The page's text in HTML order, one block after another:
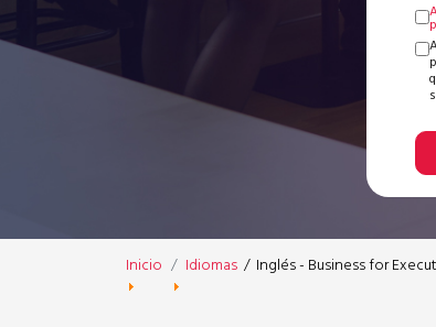
Inicio Idiomas / Inglés - Business for